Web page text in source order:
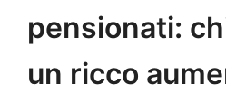
pensionati:
un ricco